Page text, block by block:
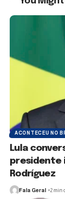
ACONTECEU NO
Lula
presidente
Rodríguez
Fala Geral 2 min